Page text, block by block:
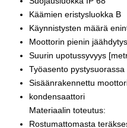
Käämien eristysluokka B
Käynnistysten määrä
Moottorin pienin
Suurin upotussyvyys
Työasento pystysuorassa
Sisäänrakennettu
kondensaattori
Materiaalin toteutus:
Rostumattomasta